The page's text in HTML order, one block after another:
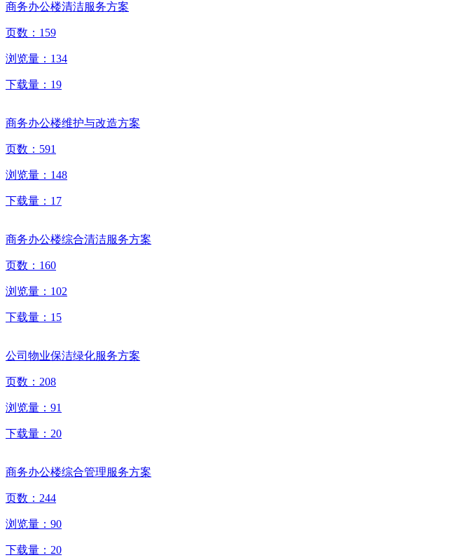
商务办公楼清洁服务方案
页数： 159
浏览量： 134
下载量： 19
商务办公楼维护与改造方案
页数： 591
浏览量： 148
下载量： 17
商务办公楼综合清洁服务方案
页数： 160
浏览量： 102
下载量： 15
公司物业保洁绿化服务方案
页数： 208
浏览量： 91
下载量： 20
商务办公楼综合管理服务方案
页数： 244
浏览量： 90
下载量： 20